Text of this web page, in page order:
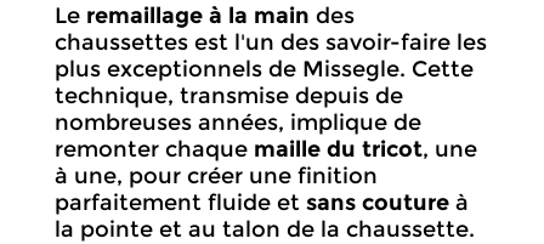
Le remaillage à la main des
chaussettes est l'un des savoir-faire les
plus exceptionnels de Missegle. Cette
technique, transmise depuis de
nombreuses années, implique de
remonter chaque maille du tricot, une
à une, pour créer une finition
parfaitement fluide et sans couture à
la pointe et au talon de la chaussette.